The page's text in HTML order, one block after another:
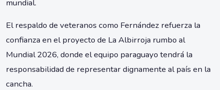
mundial.
El respaldo de veteranos como Fernández refuerza la
confianza en el proyecto de La Albirroja rumbo al
Mundial 2026, donde el equipo paraguayo tendrá la
responsabilidad de representar dignamente al país en la
cancha.